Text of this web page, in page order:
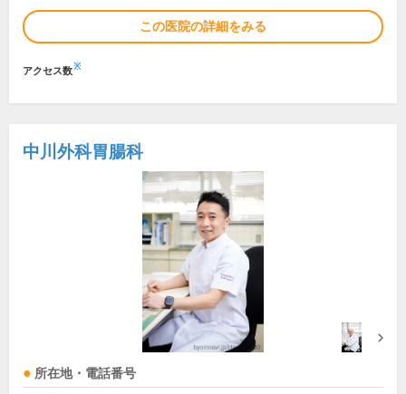
この医院の詳細をみる
アクセス数※
中川外科胃腸科
所在地・電話番号